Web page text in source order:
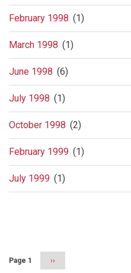
February 1998 (1)
March 1998 (1)
June 1998 (6)
July 1998 (1)
October 1998 (2)
February 1999 (1)
July 1999 (1)
Page 1
Next
page
››